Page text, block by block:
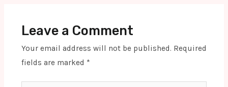
Leave a Comment
Your email address will not be published. Required
fields are marked *